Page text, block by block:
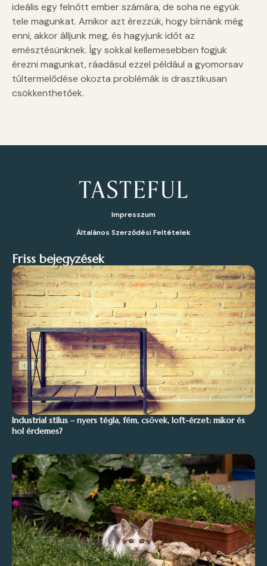
ideális egy felnőtt ember számára, de soha ne együk
tele magunkat. Amikor azt érezzük, hogy bírnánk még
enni, akkor álljunk meg, és hagyjunk időt az
emésztésünknek. Így sokkal kellemesebben fogjuk
érezni magunkat, ráadásul ezzel például a gyomorsav
túltermelődése okozta problémák is drasztikusan
csökkenthetőek.
Impresszum
Általános Szerződési Feltételek
Friss bejegyzések
Industrial stílus – nyers tégla, fém, csövek, loft-érzet: mikor és
hol érdemes?